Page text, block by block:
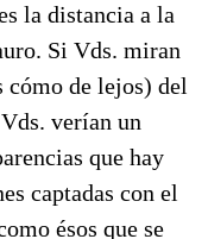
la distancia a la
Si Vds. miran
cómo de lejos) del
verían un
que hay
captadas con el
ésos que se